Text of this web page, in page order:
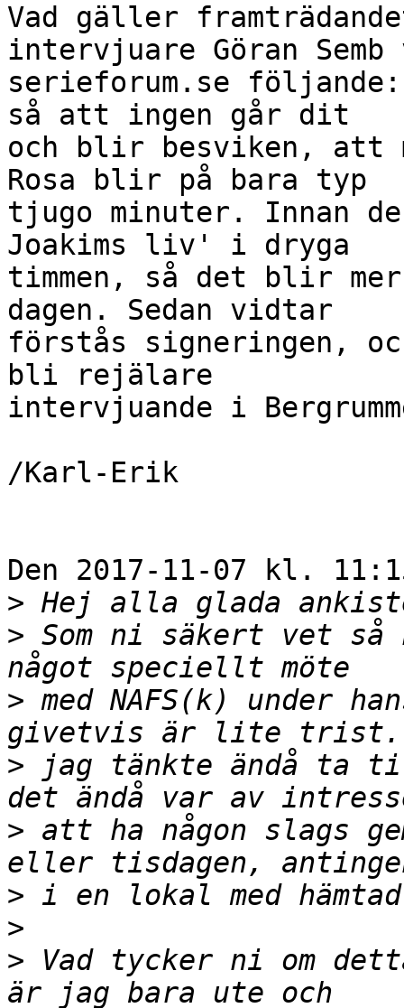
Vad gäller
intervjuare Göran
serieforum.se
så att ingen går dit
och blir besviken, att
Rosa blir på bara typ
tjugo minuter. Innan
Joakims liv' i dryga
timmen, så det blir
dagen. Sedan vidtar
förstås signeringen,
bli rejälare
intervjuande i
/Karl-Erik
Den 2017-11-07 kl.
>
> Som ni säkert vet så
> med NAFS(k) under
> jag tänkte ändå ta
> att ha någon slags
>
>
> Vad tycker ni om